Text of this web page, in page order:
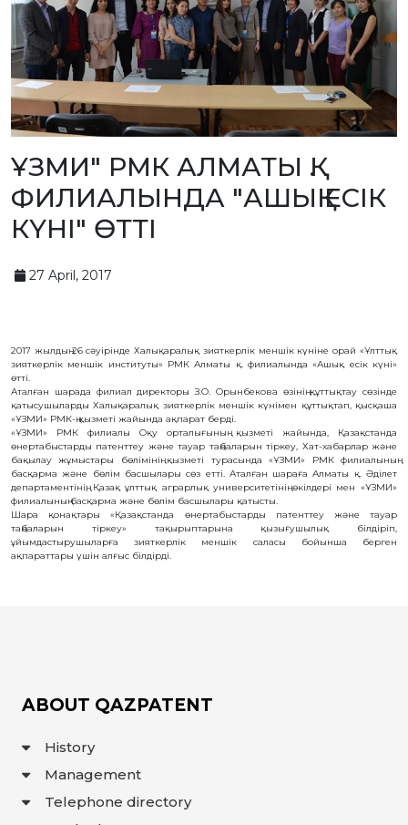
BANK
DETAILS
BRANCH
IN
ALMATY
FINANCIAL
INTERNATIONAL
"INTELLECTUAL
KAZAKHSTAN"
MAGAZINE
PUBLIC
SERVICES
CONTACTS
IP
OBJECTS
UTILITY
MODEL
DESIGN
SELECTION
ACHIEVEMENT
AGREEMENT OF
COPYRIGHT
BLOG
ҰЗМИ" РМК АЛМАТЫ Қ.
ФИЛИАЛЫНДА "АШЫҚ ЕСІК
КҮНІ" ӨТТІ
27 April, 2017
2017 жылдың 26 сәуірінде Халықаралық зияткерлік меншік күніне орай «Ұлттық
зияткерлік меншік институты» РМК Алматы қ. филиалында «Ашық есік күні»
өтті.
Аталған шарада филиал директоры З.О. Орынбекова өзінің құттықтау сөзінде
қатысушыларды Халықаралық зияткерлік меншік күнімен құттықтап, қысқаша
«ҰЗМИ» РМК-ң қызметі жайында ақпарат берді.
«ҰЗМИ» РМК филиалы Оқу орталығының қызметі жайында, Қазақстанда
өнертабыстарды патенттеу және тауар таңбаларын тіркеу, Хат-хабарлар және
бақылау жұмыстары бөлімінің қызметі турасында «ҰЗМИ» РМК филиалының
басқарма және бөлім басшылары cөз етті.Аталған шараға Алматы қ. Әділет
департаментінің, Қазақ ұлттық аграрлық университетінің өкілдері мен «ҰЗМИ»
филиалының басқарма және бөлім басшылары қатысты.
Шара қонақтары «Қазақстанда өнертабыстарды патенттеу және тауар
таңбаларын тіркеу» тақырыптарына қызығушылық білдіріп,
ұйымдастырушыларға зияткерлік меншік саласы бойынша берген
ақпараттары үшін алғыс білдірді.
ABOUT QAZPATENT
History
Management
Telephone directory